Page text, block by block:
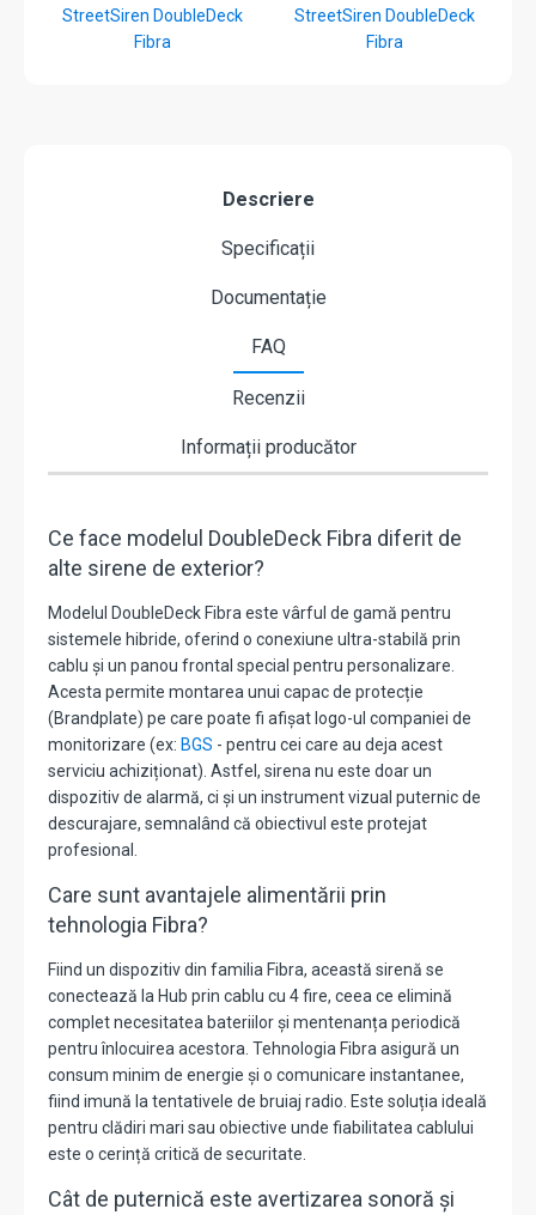
StreetSiren DoubleDeck
Fibra
StreetSiren DoubleDeck
Fibra
Descriere
Specificații
Documentație
FAQ
Recenzii
Informații producător
Ce face modelul DoubleDeck Fibra diferit de
alte sirene de exterior?
Modelul DoubleDeck Fibra este vârful de gamă pentru
sistemele hibride, oferind o conexiune ultra-stabilă prin
cablu și un panou frontal special pentru personalizare.
Acesta permite montarea unui capac de protecție
(Brandplate) pe care poate fi afișat logo-ul companiei de
monitorizare (ex: BGS - pentru cei care au deja acest
serviciu achiziționat). Astfel, sirena nu este doar un
dispozitiv de alarmă, ci și un instrument vizual puternic de
descurajare, semnalând că obiectivul este protejat
profesional.
Care sunt avantajele alimentării prin
tehnologia Fibra?
Fiind un dispozitiv din familia Fibra, această sirenă se
conectează la Hub prin cablu cu 4 fire, ceea ce elimină
complet necesitatea bateriilor și mentenanța periodică
pentru înlocuirea acestora. Tehnologia Fibra asigură un
consum minim de energie și o comunicare instantanee,
fiind imună la tentativele de bruiaj radio. Este soluția ideală
pentru clădiri mari sau obiective unde fiabilitatea cablului
este o cerință critică de securitate.
Cât de puternică este avertizarea sonoră și